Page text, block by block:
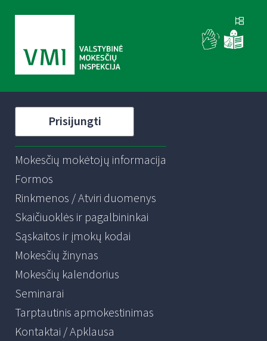
Prisijungti
Mokesčių mokėtojų informacija
Formos
Rinkmenos / Atviri duomenys
Skaičiuoklės ir pagalbininkai
Sąskaitos ir įmokų kodai
Mokesčių žinynas
Mokesčių kalendorius
Seminarai
Tarptautinis apmokestinimas
Kontaktai / Apklausa